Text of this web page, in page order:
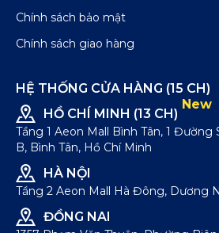
Chính sách bảo mật
Chính sách giao hàng
HỆ THỐNG CỬA HÀNG (15 CH)
HỒ CHÍ MINH (13 CH)
New
Tầng 1 Aeon Mall Bình Tân, 1 Đường
B, Bình Tân, Hồ Chí Minh
HÀ NỘI
Tầng 2 Aeon Mall Hà Đông, Dương
ĐỒNG NAI